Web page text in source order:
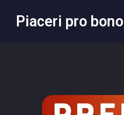
piaceri pro bono